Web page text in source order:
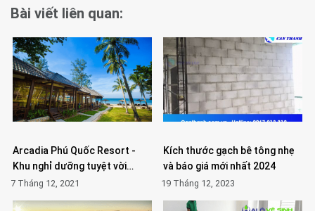
Bài viết liên quan:
Arcadia Phú Quốc Resort -
Khu nghỉ dưỡng tuyệt vời…
7 Tháng 12, 2021
Kích thước gạch bê tông nhẹ
và báo giá mới nhất 2024
19 Tháng 12, 2023